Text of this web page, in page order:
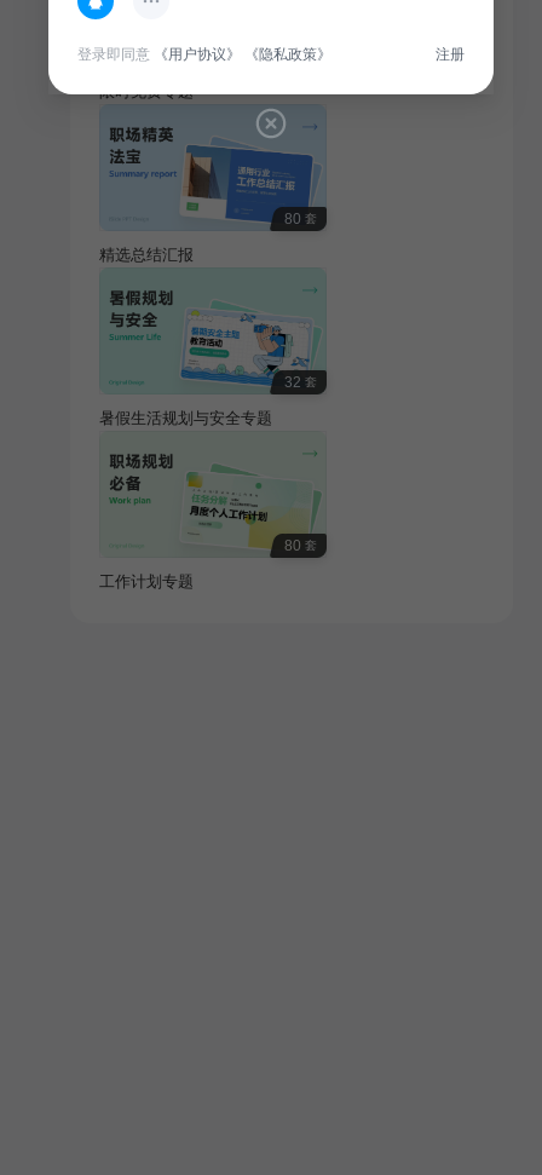
100 套
限时免费专题
80 套
精选总结汇报
32 套
暑假生活规划与安全专题
80 套
工作计划专题
登录即同意 《用户协议》 《隐私政策》 注册